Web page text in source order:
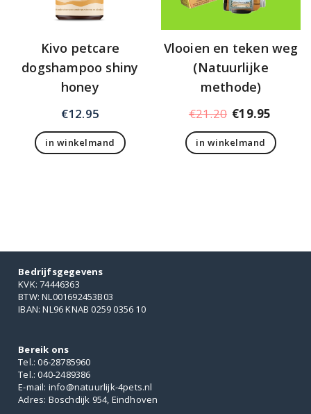
Kivo petcare
dogshampoo shiny
honey
€12.95
in winkelmand
Vlooien en teken weg
(Natuurlijke
methode)
€21.20
prijs
was:
€19.95
is:
in winkelmand
Bedrijfsgegevens
KVK: 74446363
BTW: NL001692453B03
IBAN: NL96 KNAB 0259 0356 10
Bereik ons
Tel.: 06-28785960
Tel.: 040-2489386
E-mail: info@natuurlijk-4pets.nl
Adres: Boschdijk 954, Eindhoven